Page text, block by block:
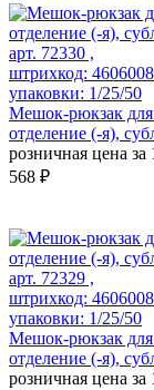
арт. 72330 ,
штрихкод:
упаковки: 1/25/50
Мешок-рюкзак для
отделение (-я),
розничная цена за
568 ₽
арт. 72329 ,
штрихкод:
упаковки: 1/25/50
Мешок-рюкзак для
отделение (-я),
розничная цена за